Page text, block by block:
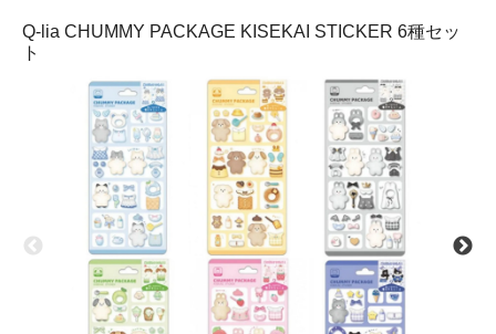
Q-lia CHUMMY PACKAGE KISEKAI STICKER 6種セッ
ト